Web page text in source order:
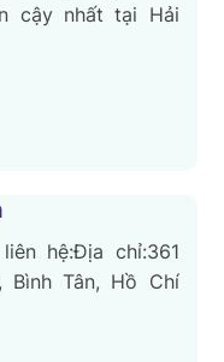
cậy nhất tại Hải
hệ:Địa chỉ:361
Bình Tân, Hồ Chí